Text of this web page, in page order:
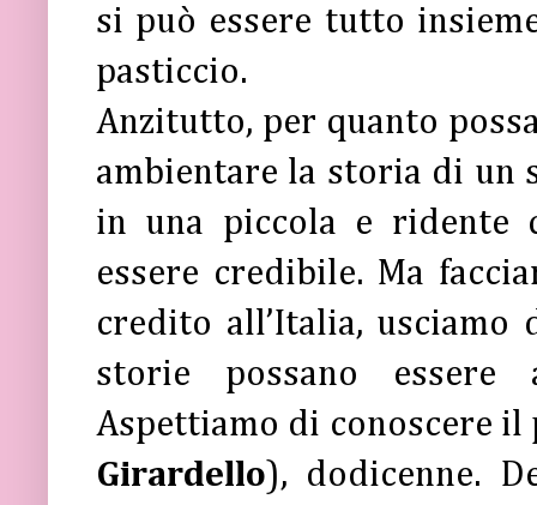
si può essere tutto
pasticcio.
Anzitutto, per quanto
ambientare la storia di un
in una piccola e ridente
essere credibile. Ma
credito all’Italia, usciamo
storie possano essere
Aspettiamo di conoscere
Girardello), dodicenne.